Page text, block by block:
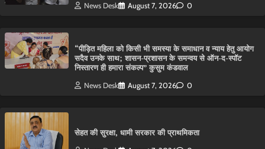
News Desk August 7, 2026 0
“पीड़ित महिला को किसी भी समस्या के समाधान व न्याय हेतु आयोग
सदैव उनके साथ; शासन-प्रशासन के समन्वय से ऑन-द-स्पॉट
निस्तारण ही हमारा संकल्प” कुसुम कंडवाल
News Desk August 7, 2026 0
सेहत की सुरक्षा, धामी सरकार की प्राथमिकता